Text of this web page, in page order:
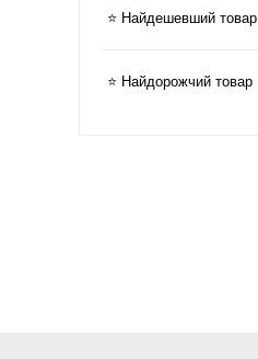
⭐ Найдешевший товар
⭐ Найдорожчий товар